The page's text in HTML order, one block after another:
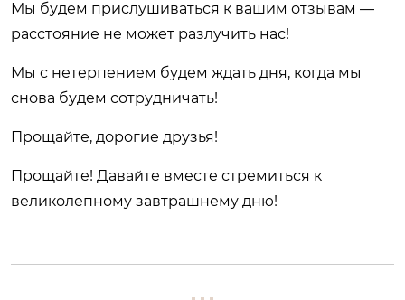
Мы будем прислушиваться к вашим отзывам —
расстояние не может разлучить нас!
Мы с нетерпением будем ждать дня, когда мы
снова будем сотрудничать!
Прощайте, дорогие друзья!
Прощайте! Давайте вместе стремиться к
великолепному завтрашнему дню!